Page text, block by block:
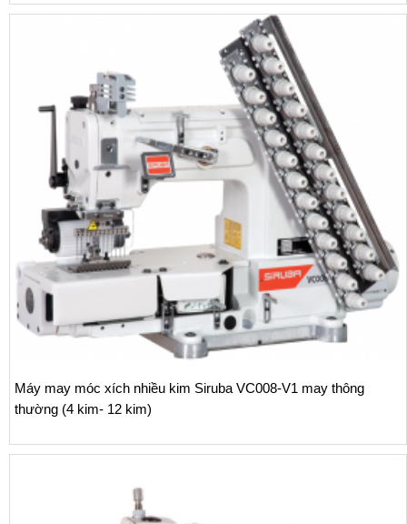
Máy may móc xích nhiều kim Siruba VC008-V1 may thông
thường (4 kim- 12 kim)